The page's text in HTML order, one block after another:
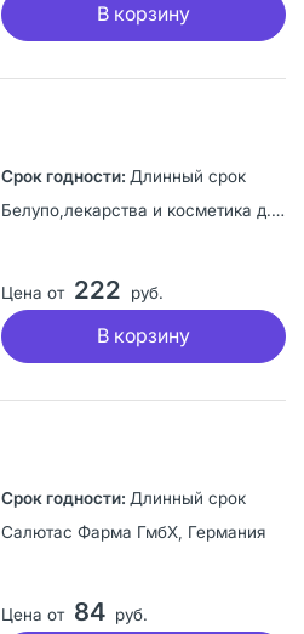
В корзину
Длинный срок
Белупо,лекарства и косметика д.д, Хорватия
Цена от 222 руб.
В корзину
Длинный срок
Салютас Фарма ГмбХ, Германия
Цена от 84 руб.